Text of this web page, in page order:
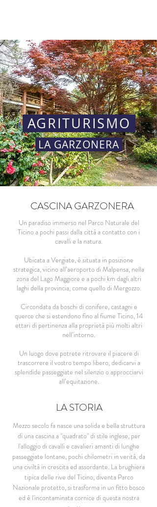
AGRITURISMO
LA GARZONERA
CASCINA GARZONERA
Un paradiso immerso nel Parco Naturale del
Ticino a pochi passi dalla città a contatto con i
cavalli e la natura.
Ubicata a Vergiate, è situata in posizione
strategica, vicino all’aeroporto di Malpensa, nella
zona del Lago Maggiore e a pochi km dagli altri
laghi della provincia, come quello di Mergozzo.
Circondata da boschi di conifere, castagni e
querce che si estendono fino al fiume Ticino, 14
ettari di pertinenza alla proprietà più molti altri
nell’intorno.
Un luogo dove potrete ritrovare il piacere di
trascorrere il vostro tempo libero, dedicarvi a
splendide passeggiate nel silenzio o approcciarvi
all’equitazione.
LA STORIA
Mezzo secolo fa nasce una solida e bella struttura
di una cascina a "quadrato" di stile inglese, per
l'alloggio di cavalli e cavalieri amanti di lunghe
passeggiate lontane, pochi chilometri in verità, da
una civiltà in crescita ed assordante. La brughiera
tipica delle rive del Ticino, diventa Parco
Nazionale protetto, si trasforma in un fitto bosco
ed è l'incontaminata cornice di questa nostra